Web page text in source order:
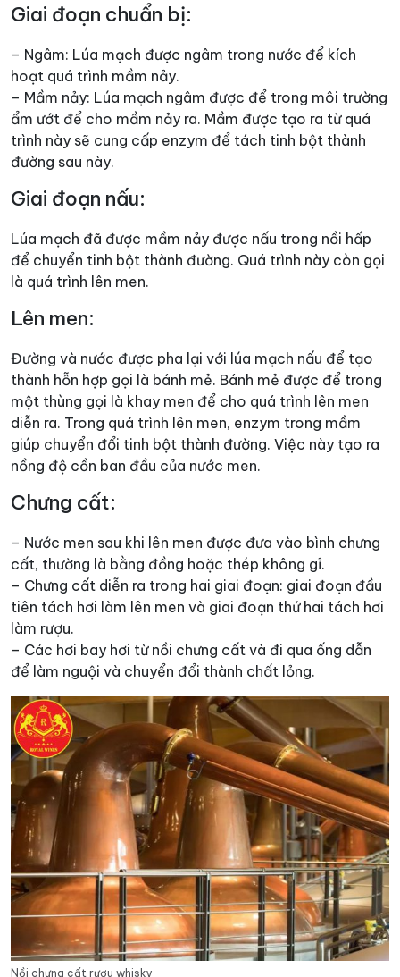
Giai đoạn chuẩn bị:
– Ngâm: Lúa mạch được ngâm trong nước để kích
hoạt quá trình mầm nảy.
– Mầm nảy: Lúa mạch ngâm được để trong môi trường
ẩm ướt để cho mầm nảy ra. Mầm được tạo ra từ quá
trình này sẽ cung cấp enzym để tách tinh bột thành
đường sau này.
Giai đoạn nấu:
Lúa mạch đã được mầm nảy được nấu trong nồi hấp
để chuyển tinh bột thành đường. Quá trình này còn gọi
là quá trình lên men.
Lên men:
Đường và nước được pha lại với lúa mạch nấu để tạo
thành hỗn hợp gọi là bánh mẻ. Bánh mẻ được để trong
một thùng gọi là khay men để cho quá trình lên men
diễn ra. Trong quá trình lên men, enzym trong mầm
giúp chuyển đổi tinh bột thành đường. Việc này tạo ra
nồng độ cồn ban đầu của nước men.
Chưng cất:
– Nước men sau khi lên men được đưa vào bình chưng
cất, thường là bằng đồng hoặc thép không gỉ.
– Chưng cất diễn ra trong hai giai đoạn: giai đoạn đầu
tiên tách hơi làm lên men và giai đoạn thứ hai tách hơi
làm rượu.
– Các hơi bay hơi từ nồi chưng cất và đi qua ống dẫn
để làm nguội và chuyển đổi thành chất lỏng.
Nồi chưng cất rượu whisky